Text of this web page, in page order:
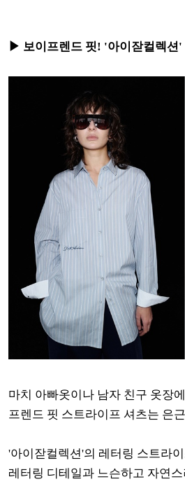
▶ 보이프렌드 핏! '아이잗컬렉션'
마치 아빠옷이나 남자 친구 옷장
프렌드 핏 스트라이프 셔츠는 은
'아이잗컬렉션'의 레터링 스트라
레터링 디테일과 느슨하고 자연